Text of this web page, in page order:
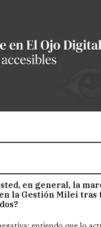
en general, la
la Gestión Milei tras